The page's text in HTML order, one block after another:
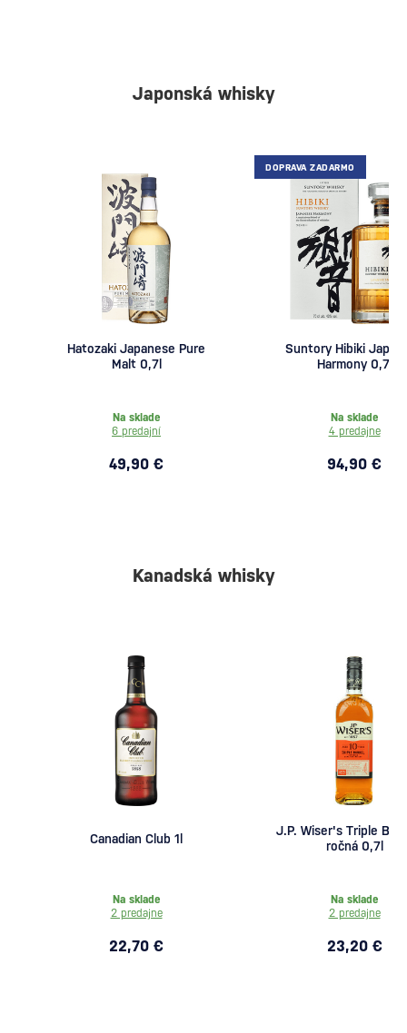
Japonská whisky
Hatozaki Japanese Pure
Malt 0,7l
Na sklade
6 predajní
49,90 €
DOPRAVA ZADARMO
Suntory Hibiki
Harmony 0,7l
Na sklade
4 predajne
94,90 €
Kanadská whisky
Canadian Club 1l
Na sklade
2 predajne
22,70 €
J.P. Wiser's Triple
ročná 0,7l
Na sklade
2 predajne
23,20 €